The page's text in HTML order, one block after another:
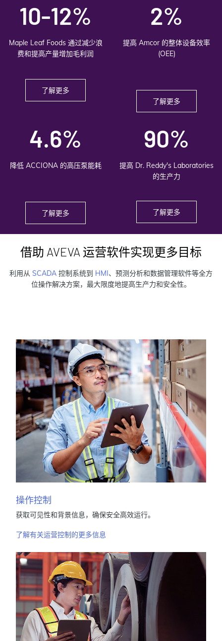
10-12%
Maple Leaf Foods 通过减少浪
费和提高产量增加毛利润
了解更多
2%
提高 Amcor 的整体设备效率
(OEE)
了解更多
4.6%
降低 ACCIONA 的高压泵能耗
了解更多
90%
提高 Dr. Reddy's Laboratories
的生产力
了解更多
借助 AVEVA 运营软件实现更多目标
利用从 SCADA 控制系统到 HMI、预测分析和数据管理软件等全方
位操作解决方案，最大限度地提高生产力和安全性。
操作控制
获取可见性和背景信息，确保安全高效运行。
了解有关运营控制的更多信息